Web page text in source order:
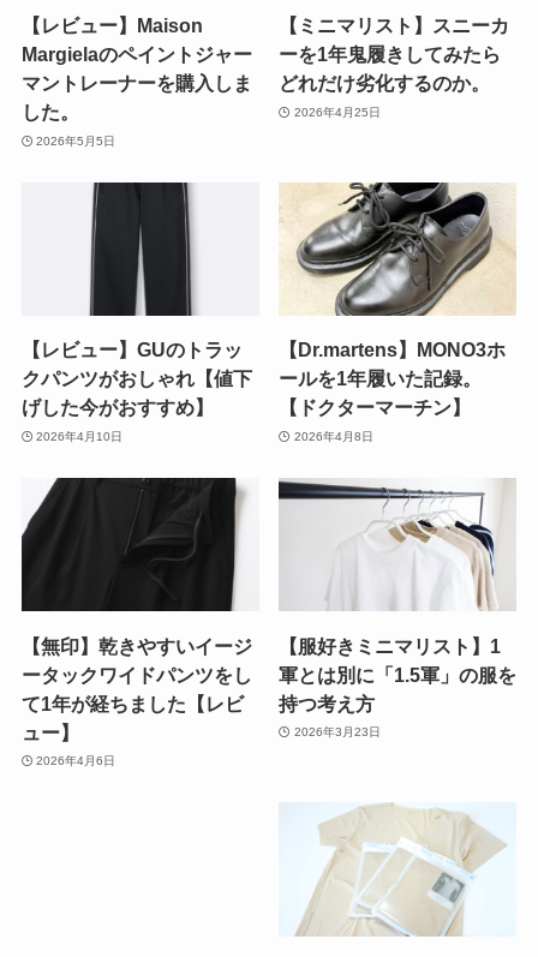
【レビュー】Maison
Margielaのペイントジャー
マントレーナーを購入しま
した。
2026年5月5日
【ミニマリスト】スニーカ
ーを1年鬼履きしてみたら
どれだけ劣化するのか。
2026年4月25日
【レビュー】GUのトラッ
クパンツがおしゃれ【値下
げした今がおすすめ】
2026年4月10日
【Dr.martens】MONO3ホ
ールを1年履いた記録。
【ドクターマーチン】
2026年4月8日
【無印】乾きやすいイージ
ータックワイドパンツをし
て1年が経ちました【レビ
ュー】
2026年4月6日
【服好きミニマリスト】1
軍とは別に「1.5軍」の服を
持つ考え方
2026年3月23日